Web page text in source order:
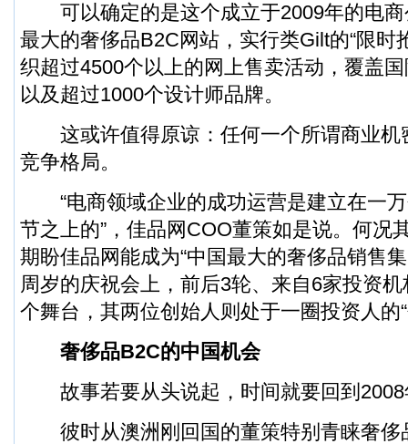
可以确定的是这个成立于2009年的电商
最大的奢侈品B2C网站，实行类Gilt的“限时
织超过4500个以上的网上售卖活动，覆盖
以及超过1000个设计师品牌。
这或许值得原谅：任何一个所谓商业机
竞争格局。
“电商领域企业的成功运营是建立在一万
节之上的”，佳品网COO董策如是说。何况
期盼佳品网能成为“中国最大的奢侈品销售
周岁的庆祝会上，前后3轮、来自6家投资
个舞台，其两位创始人则处于一圈投资人的
奢侈品B2C的中国机会
故事若要从头说起，时间就要回到2008
彼时从澳洲刚回国的董策特别青睐奢侈